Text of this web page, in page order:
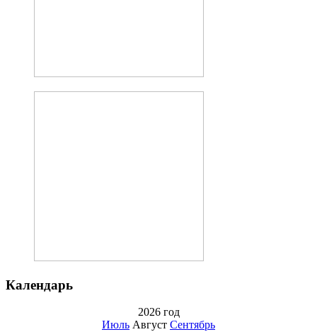
Календарь
2026 год
Июль Август Сентябрь